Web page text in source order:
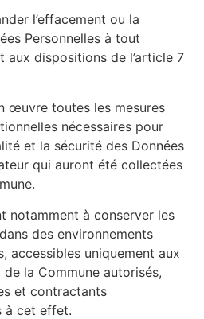
l’effacement ou la
Personnelles à tout
aux dispositions de l’article 7
œuvre toutes les mesures
nécessaires pour
et la sécurité des Données
qui auront été collectées
notamment à conserver les
des environnements
accessibles uniquement aux
la Commune autorisés,
et contractants
à cet effet.